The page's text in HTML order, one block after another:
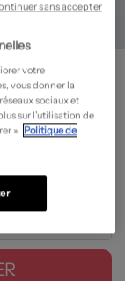
votre
vous donner la
sociaux et
sur l’utilisation de
». Politique de
sans accepter